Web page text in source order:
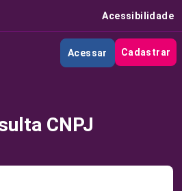
Acessibilidade
Acessar Cadastrar
CNPJ